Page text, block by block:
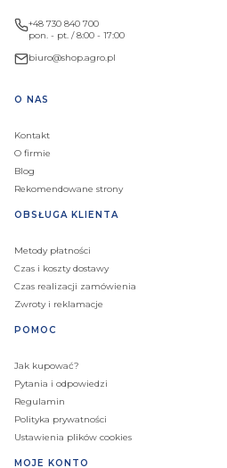
+48 730 840 700
pon. - pt. / 8:00 - 17:00
biuro@shop.agro.pl
Linki w stopce
O NAS
Kontakt
O firmie
Blog
Rekomendowane strony
OBSŁUGA KLIENTA
Metody płatności
Czas i koszty dostawy
Czas realizacji zamówienia
Zwroty i reklamacje
POMOC
Jak kupować?
Pytania i odpowiedzi
Regulamin
Polityka prywatności
Ustawienia plików cookies
MOJE KONTO